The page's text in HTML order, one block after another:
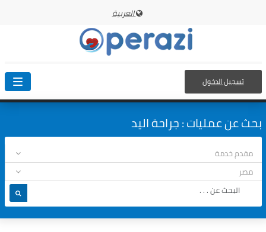
العربية
تسجيل الدخول
بحث عن عمليات : جراحة اليد